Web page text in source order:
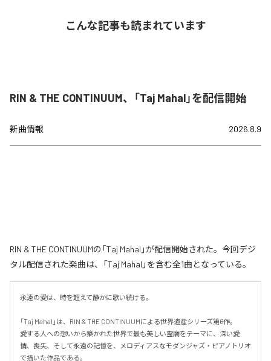
こんな記事も読まれています
RIN & THE CONTINUUM、「Taj Mahal」を配信開始
新曲情報 2026.8.9
RIN & THE CONTINUUMの「Taj Mahal」が配信開始された。今回デジ
タル配信された楽曲は、「Taj Mahal」を含む全1曲となっている。
永遠の愛は、時を超えて静かに歌い続ける。
「Taj Mahal」は、RIN & THE CONTINUUMによる世界遺産シリーズ第6作。
愛する人への想いから築かれた世界で最も美しい霊廟をテーマに、深い愛
情、喪失、そして永遠の記憶を、メロディアスなモダンジャズ・ピアノトリオ
で描いた作品である。